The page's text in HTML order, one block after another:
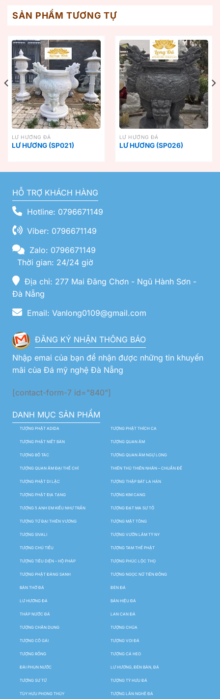
SẢN PHẨM TƯƠNG TỰ
LƯ HƯƠNG ĐÁ
LƯ HƯƠNG (SP021)
LƯ HƯƠNG ĐÁ
LƯ HƯƠNG (SP026)
HỖ TRỢ KHÁCH HÀNG
Hotline: 0796671149
Viber: 0796671149
Zalo: 0796671149
Thời gian: 24/24 giờ
Địa chỉ: 277 Mai Đăng Chơn - Ngũ Hành Sơn -
Đà Nẵng
Email: Vanlong0109@gmail.com
ĐĂNG KÝ NHẬN THÔNG BÁO
Nhập emai của bạn để nhận được những tin khuyến
mãi của Đá mỹ nghệ Đà Nẵng
[contact-form-7 id="840"]
DANH MỤC SẢN PHẨM
TƯỢNG PHẬT ADIDA TƯỢNG PHẬT THÍCH CA
TƯỢNG PHẬT NIẾT BÀN TƯỢNG QUAN ÂM
TƯỢNG BỒ TÁC TƯỢNG QUAN ÂM NGỰ LONG
TƯỢNG QUAN ÂM ĐẠI THẾ CHÍ THIÊN THỦ THIÊN NHÃN – CHUẨN ĐỀ
TƯỢNG PHẬT DI LẶC TƯỢNG THẬP BÁT LA HÁN
TƯỢNG PHẬT ĐỊA TẠNG TƯỢNG KIM CANG
TƯỢNG 5 ANH EM KIỀU NHƯ TRẦN TƯỢNG ĐẠT MA SƯ TỔ
TƯỢNG TỨ ĐẠI THIÊN VƯƠNG TƯỢNG MẬT TÔNG
TƯỢNG SIVALI TƯỢNG VƯỜN LÂM TỲ NY
TƯỢNG CHÚ TIỂU TƯỢNG TAM THẾ PHẬT
TƯỢNG TIÊU DIỆN – HỘ PHÁP TƯỢNG PHÚC LỘC THỌ
TƯỢNG PHẬT ĐẢNG SANH TƯỢNG NGỌC NỮ TIÊN ĐỒNG
BÀN THỜ ĐÁ ĐÈN ĐÁ
LƯ HƯƠNG ĐÁ BẢN HIỆU ĐÁ
THÁP NƯỚC ĐÁ LAN CAN ĐÁ
TƯỢNG CHÂN DUNG TƯỢNG CHÚA
TƯỢNG CÔ GÁI TƯỢNG VOI ĐÁ
TƯỢNG RỒNG TƯỢNG CÁ HEO
ĐÀI PHUN NƯỚC LƯ HƯƠNG, ĐÈN BÀN, ĐÁ
TƯỢNG SƯ TỬ TƯỢNG TỲ HƯU ĐÁ
TÙY HƯU PHONG THỦY TƯỢNG LÂN NGHÊ ĐÁ